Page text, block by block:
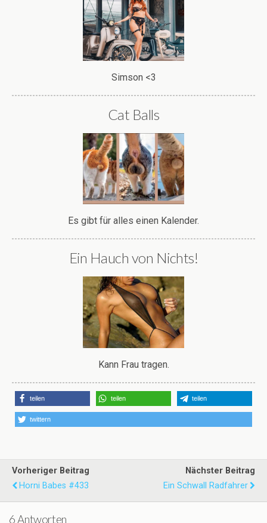
Simson <3
Cat Balls
Es gibt für alles einen Kalender.
Ein Hauch von Nichts!
Kann Frau tragen.
teilen teilen teilen
twittern
Vorheriger Beitrag
Horni Babes #433
Nächster Beitrag
Ein Schwall Radfahrer
6 Antworten